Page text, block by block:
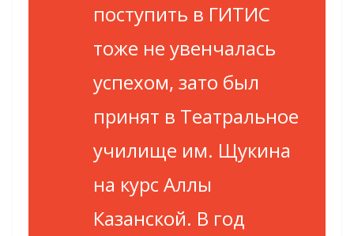
поступить в ГИТИС
тоже не увенчалась
успехом, зато был
принят в Театральное
училище им. Щукина
на курс Аллы
Казанской. В год